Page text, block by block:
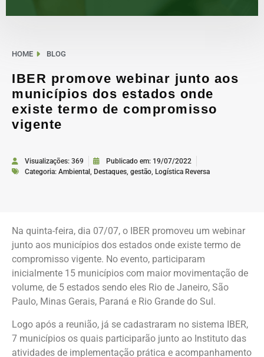
HOME BLOG
IBER promove webinar junto aos
municípios dos estados onde
existe termo de compromisso
vigente
Visualizações: 369 Publicado em: 19/07/2022
Categoria: Ambiental , Destaques, gestão, Logística Reversa
Na quinta-feira, dia 07/07, o IBER promoveu um webinar
junto aos municípios dos estados onde existe termo de
compromisso vigente. No evento, participaram
inicialmente 15 municípios com maior movimentação de
volume, de 5 estados sendo eles Rio de Janeiro, São
Paulo, Minas Gerais, Paraná e Rio Grande do Sul.
Logo após a reunião, já se cadastraram no sistema IBER,
7 municípios os quais participarão junto ao Instituto das
atividades de implementação prática e acompanhamento